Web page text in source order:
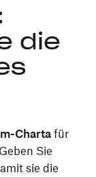
die
Chartafür
Sie
sie die